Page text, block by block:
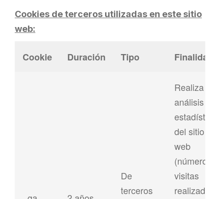
Cookies de terceros utilizadas en este sitio
web:
Cookie Duración Tipo Finalidad
De
terceros
Realiza un
análisis
estadístico
del sitio
web
(número de
visitas
realizadas